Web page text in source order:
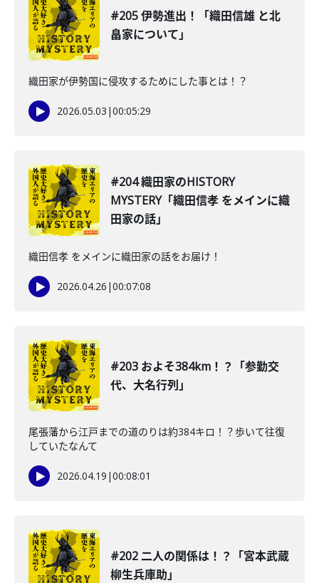
#205 伊勢進出！「織田信雄 と北
畠家について」
織田家が伊勢国に侵攻するためにした事とは！？
2026.05.03 |00:05:29
#204 織田家のHISTORY
MYSTERY「織田信孝 をメインに織
田家の話」
織田信孝 をメインに織田家の話をお届け！
2026.04.26 |00:07:08
#203 およそ384km！？「参勤交
代、大名行列」
尾張藩から江戸までの道のりは約384キロ！？歩いて往復
していたなんて
2026.04.19 |00:08:01
#202 二人の関係は！？「宮本武蔵
柳生兵庫助」